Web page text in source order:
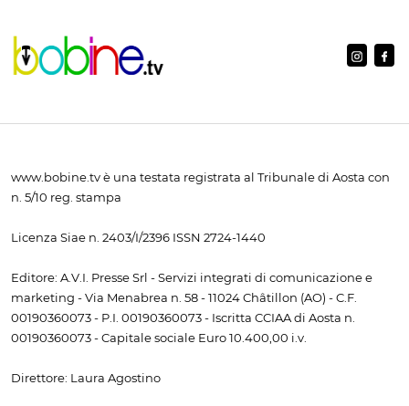
www.bobine.tv è una testata registrata al Tribunale di Aosta con
n. 5/10 reg. stampa
Licenza Siae n. 2403/I/2396 ISSN 2724-1440
Editore: A.V.I. Presse Srl - Servizi integrati di comunicazione e
marketing - Via Menabrea n. 58 - 11024 Châtillon (AO) - C.F.
00190360073 - P.I. 00190360073 - Iscritta CCIAA di Aosta n.
00190360073 - Capitale sociale Euro 10.400,00 i.v.
Direttore: Laura Agostino